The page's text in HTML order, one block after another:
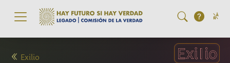
Pasar al contenido principal
Exilio